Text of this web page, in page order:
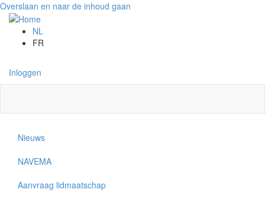
Overslaan en naar de inhoud gaan
NL
FR
Inloggen
Nieuws
NAVEMA
Aanvraag lidmaatschap